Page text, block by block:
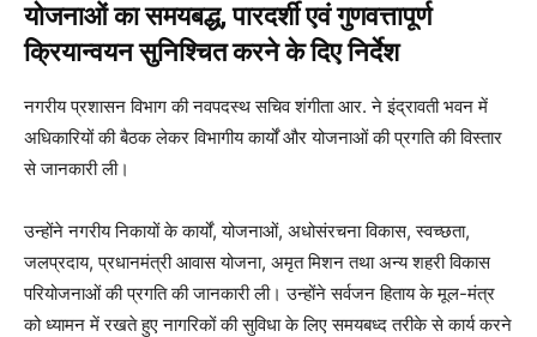
योजनाओं का समयबद्ध, पारदर्शी एवं गुणवत्तापूर्ण
क्रियान्वयन सुनिश्चित करने के दिए निर्देश
नगरीय प्रशासन विभाग की नवपदस्थ सचिव शंगीता आर. ने इंद्रावती भवन में
अधिकारियों की बैठक लेकर विभागीय कार्यों और योजनाओं की प्रगति की विस्तार
से जानकारी ली।
उन्होंने नगरीय निकायों के कार्यों, योजनाओं, अधोसंरचना विकास, स्वच्छता,
जलप्रदाय, प्रधानमंत्री आवास योजना, अमृत मिशन तथा अन्य शहरी विकास
परियोजनाओं की प्रगति की जानकारी ली। उन्होंने सर्वजन हिताय के मूल-मंत्र
को ध्यामन में रखते हुए नागरिकों की सुविधा के लिए समयबध्द तरीके से कार्य करने